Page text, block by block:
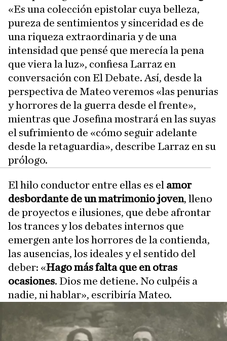
«Es una colección epistolar cuya belleza,
pureza de sentimientos y sinceridad es de
una riqueza extraordinaria y de una
intensidad que pensé que merecía la pena
que viera la luz», confiesa Larraz en
conversación con El Debate. Así, desde la
perspectiva de Mateo veremos «las penurias
y horrores de la guerra desde el frente»,
mientras que Josefina mostrará en las suyas
el sufrimiento de «cómo seguir adelante
desde la retaguardia», describe Larraz en su
prólogo.
El hilo conductor entre ellas es el amor
desbordante de un matrimonio joven, lleno
de proyectos e ilusiones, que debe afrontar
los trances y los debates internos que
emergen ante los horrores de la contienda,
las ausencias, los ideales y el sentido del
deber: «Hago más falta que en otras
ocasiones. Dios me detiene. No culpéis a
nadie, ni hablar», escribiría Mateo.